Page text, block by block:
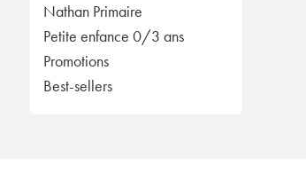
Nathan Primaire
Petite enfance 0/3 ans
Promotions
Best-sellers